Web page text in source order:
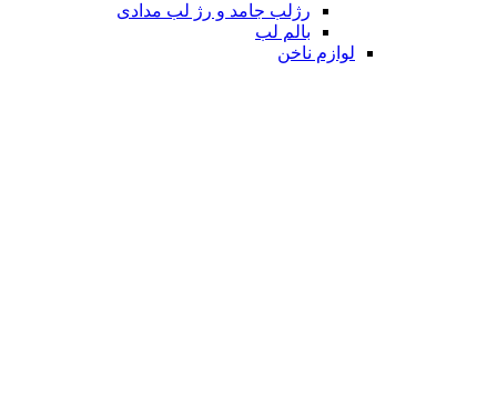
رژلب جامد و رژ لب مدادی
بالم لب
لوازم ناخن